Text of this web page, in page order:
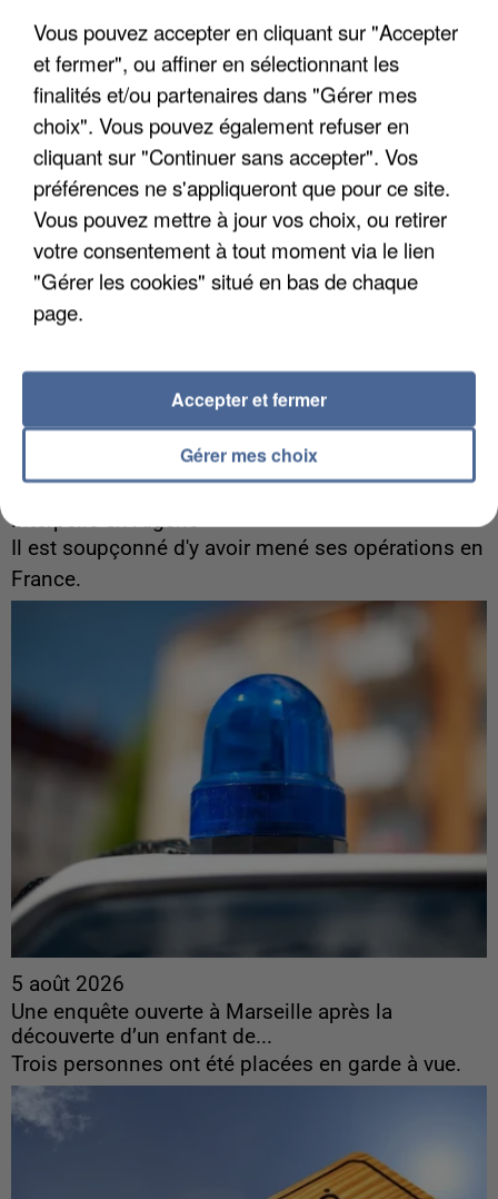
boue en Haute-Savoie
Son corps a été retrouvé à cinq kilomètres de là.
interpellé en Algérie
Il est soupçonné d'y avoir mené ses opérations en
France.
5 août 2026
Une enquête ouverte à Marseille après la
découverte d’un enfant de...
Trois personnes ont été placées en garde à vue.
Vous pouvez accepter en cliquant sur "Accepter
et fermer", ou affiner en sélectionnant les
finalités et/ou partenaires dans "Gérer mes
choix". Vous pouvez également refuser en
cliquant sur "Continuer sans accepter". Vos
préférences ne s'appliqueront que pour ce site.
Vous pouvez mettre à jour vos choix, ou retirer
votre consentement à tout moment via le lien
"Gérer les cookies" situé en bas de chaque
page.
Gérer mes choix
Accepter et fermer